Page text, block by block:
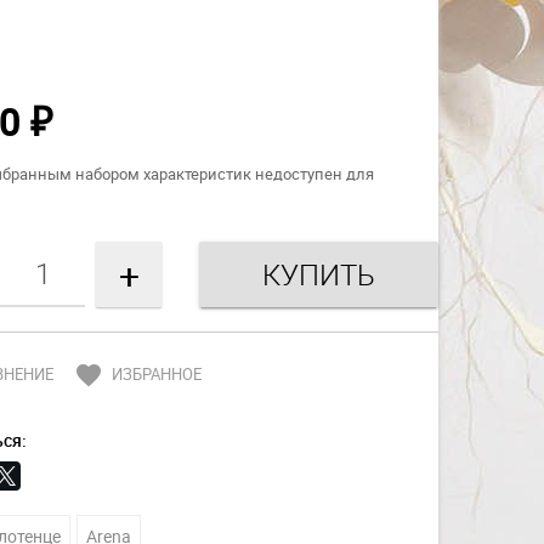
₽
набором характеристик недоступен для
+
favorite ИЗБРАННОЕ
Arena